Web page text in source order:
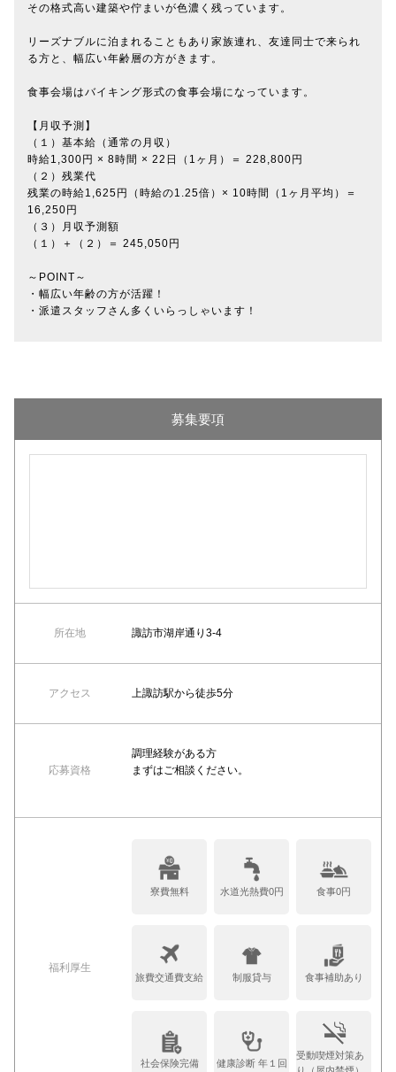
その格式高い建築や佇まいが色濃く残っています。
リーズナブルに泊まれることもあり家族連れ、友達同士で来られ
る方と、幅広い年齢層の方がきます。
食事会場はバイキング形式の食事会場になっています。
【月収予測】
（１）基本給（通常の月収）
時給1,300円 × 8時間 × 22日（1ヶ月）＝ 228,800円
（２）残業代
残業の時給1,625円（時給の1.25倍）× 10時間（1ヶ月平均）＝
16,250円
（３）月収予測額
（１）＋（２）＝ 245,050円
～POINT～
・幅広い年齢の方が活躍！
・派遣スタッフさん多くいらっしゃいます！
募集要項
所在地 諏訪市湖岸通り3-4
アクセス 上諏訪駅から徒歩5分
応募資格
調理経験がある方
まずはご相談ください。
福利厚生
寮費無料 水道光熱費0円 食事0円
旅費交通費支給 制服貸与 食事補助あり
社会保険完備 健康診断 年１回
受動喫煙対策あ